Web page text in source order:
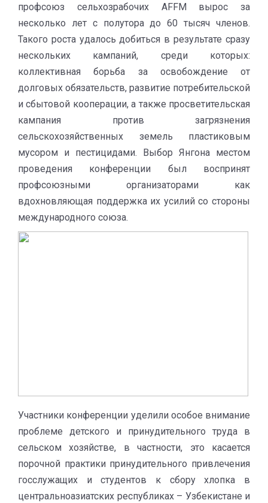
профсоюз сельхозрабочих AFFM вырос за
несколько лет с полутора до 60 тысяч членов.
Такого роста удалось добиться в результате сразу
нескольких кампаний, среди которых:
коллективная борьба за освобождение от
долговых обязательств, развитие потребительской
и сбытовой кооперации, а также просветительская
кампания против загрязнения
сельскохозяйственных земель пластиковым
мусором и пестицидами. Выбор Янгона местом
проведения конференции был воспринят
профсоюзными организаторами как
вдохновляющая поддержка их усилий со стороны
международного союза.
Участники конференции уделили особое внимание
проблеме детского и принудительного труда в
сельском хозяйстве, в частности, это касается
порочной практики принудительного привлечения
госслужащих и студентов к сбору хлопка в
центральноазиатских республиках – Узбекистане и